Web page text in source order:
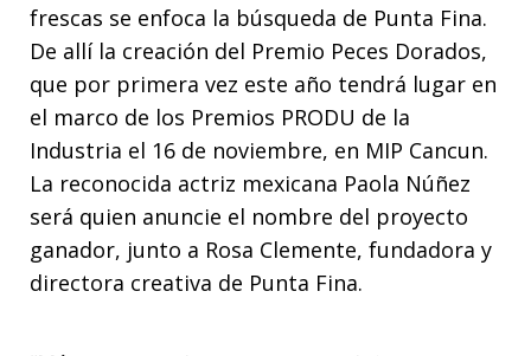
frescas se enfoca la búsqueda de Punta Fina.
De allí la creación del Premio Peces Dorados,
que por primera vez este año tendrá lugar en
el marco de los Premios PRODU de la
Industria el 16 de noviembre, en MIP Cancun.
La reconocida actriz mexicana Paola Núñez
será quien anuncie el nombre del proyecto
ganador, junto a Rosa Clemente, fundadora y
directora creativa de Punta Fina.